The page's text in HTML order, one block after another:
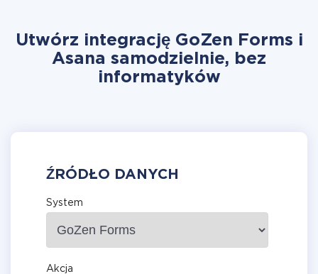
Utwórz integrację GoZen Forms i
Asana samodzielnie, bez
informatyków
ŹRÓDŁO DANYCH
System
Akcja